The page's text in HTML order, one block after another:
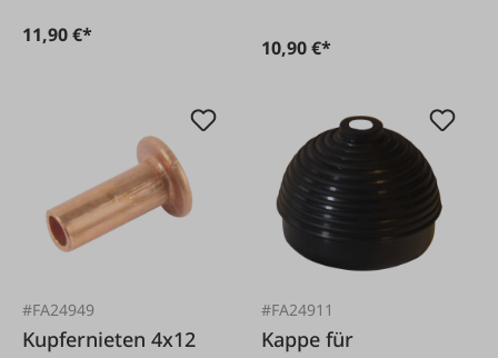
11,90 €*
10,90 €*
#FA24949
Kupfernieten 4x12
#FA24911
Kappe für